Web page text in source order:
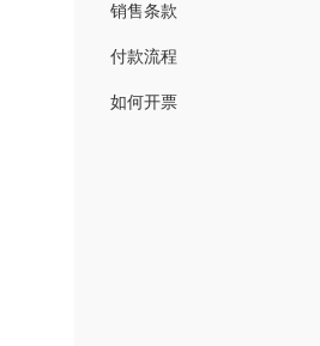
销售条款
付款流程
如何开票